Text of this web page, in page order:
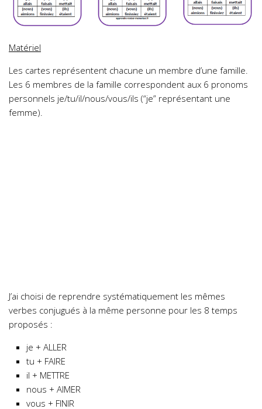
Matériel
Les cartes représentent chacune un membre d’une famille.
Les 6 membres de la famille correspondent aux 6 pronoms
personnels je/tu/il/nous/vous/ils (“je” représentant une
femme).
J’ai choisi de reprendre systématiquement les mêmes
verbes conjugués à la même personne pour les 8 temps
proposés :
je + ALLER
tu + FAIRE
il + METTRE
nous + AIMER
vous + FINIR